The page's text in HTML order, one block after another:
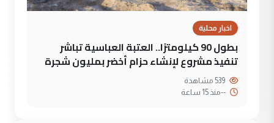
اخبار محلية
بطول 90 كيلومترًا.. العتبة العباسية تباشر
تنفيذ مشروع لإنشاء حزام أخضر بمليون شجرة
--منذ 15 ساعة